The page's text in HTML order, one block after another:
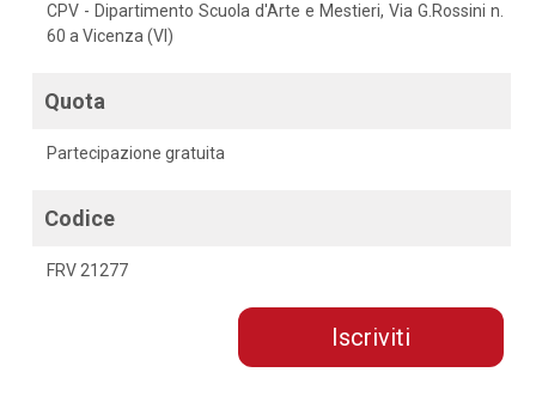
CPV - Dipartimento Scuola d'Arte e Mestieri, Via G.Rossini n.
60 a Vicenza (VI)
Quota
Partecipazione gratuita
Codice
FRV 21277
Iscriviti